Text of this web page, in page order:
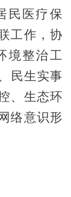
民医疗保
工作 ，协
境整治工
民生实事
、生态环
络意识形